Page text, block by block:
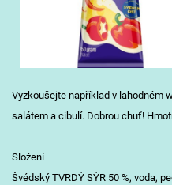
Vyzkoušejte například v lahodném
salátem a cibulí. Dobrou chuť!
Složení
Švédský TVRDÝ SÝR 50 %, voda,